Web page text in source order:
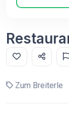
Zum Breiterle